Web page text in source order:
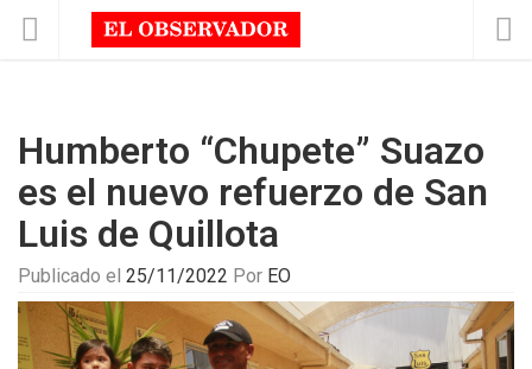
Humberto “Chupete” Suazo
es el nuevo refuerzo de San
Luis de Quillota
Publicado el 25/11/2022 Por EO